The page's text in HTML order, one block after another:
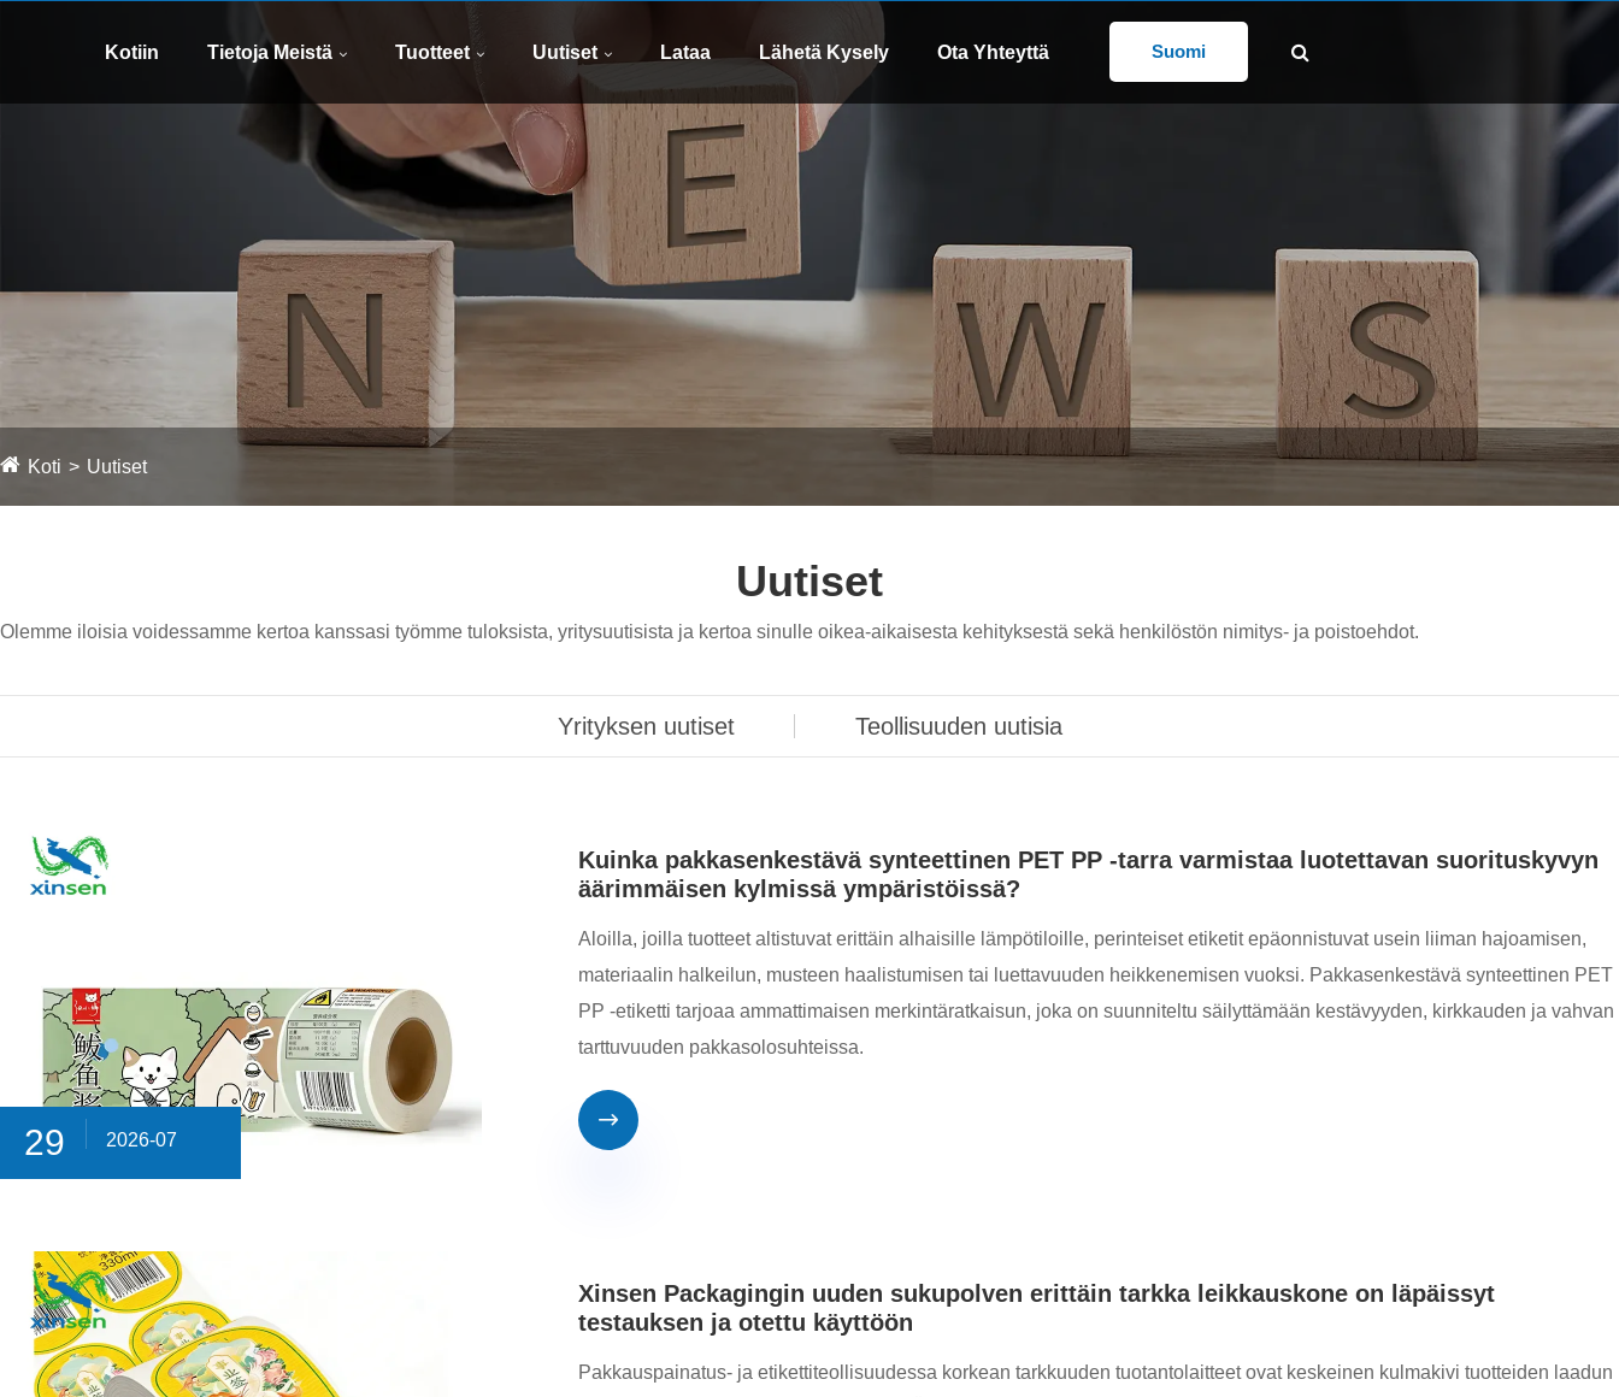
Kotiin Tietoja Meistä Tuotteet Uutiset Lataa Lähetä Kysely Ota Yhteyttä Suomi
Koti Uutiset
Uutiset
Olemme iloisia voidessamme kertoa kanssasi työmme tuloksista, yritysuutisista ja kertoa sinulle oikea-aikaisesta kehityksestä sekä henkilöstön nimitys- ja poistoehdot.
Yrityksen uutiset Teollisuuden uutisia
29 2026-07
Kuinka pakkasenkestävä synteettinen PET PP -tarra varmistaa luotettavan suorituskyvyn
äärimmäisen kylmissä ympäristöissä?
Aloilla, joilla tuotteet altistuvat erittäin alhaisille lämpötiloille, perinteiset etiketit epäonnistuvat usein liiman hajoamisen,
materiaalin halkeilun, musteen haalistumisen tai luettavuuden heikkenemisen vuoksi. Pakkasenkestävä synteettinen PET
PP -etiketti tarjoaa ammattimaisen merkintäratkaisun, joka on suunniteltu säilyttämään kestävyyden, kirkkauden ja vahvan
tarttuvuuden pakkasolosuhteissa.

Xinsen Packagingin uuden sukupolven erittäin tarkka leikkauskone on läpäissyt
testauksen ja otettu käyttöön
Pakkauspainatus- ja etikettiteollisuudessa korkean tarkkuuden tuotantolaitteet ovat keskeinen kulmakivi tuotteiden laadun